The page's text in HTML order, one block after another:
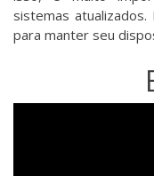
sistemas
para manter seu